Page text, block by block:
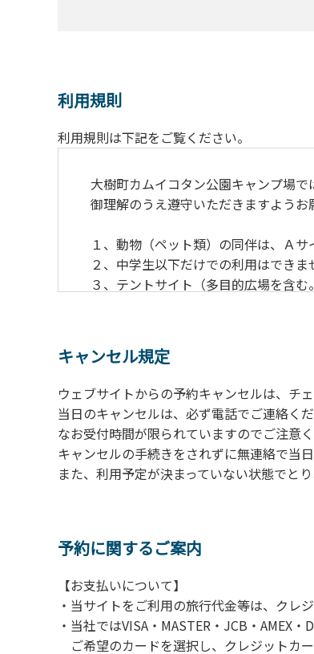
利用規則
利用規則は下記をご覧ください。
大樹町カムイコタン公園キャンプ場
御理解のうえ遵守いただきますようお
１、動物（ペット類）の同伴は、Ａ
２、中学生以下だけでの利用はでき
３、テントサイト（多目的広場を含
４、車両は、荷物の積み下ろし時以
５、チェックアウトは、午前10時ま
手続きを行ってください。
６、ゴミは分別されたもののみ回収
にチェックアウトする方は、お持ち帰
【禁止事項】
カラオケ、発電機、地面での直火に
当キャンプ場のそばを流れる歴舟川
（１）川原にテントやタープを張らな
（２）雨が降ったときは川原で遊ばな
（３）カムイコタン公園キャンプ場
での遊びを中止する。
キャンセル規定
ウェブサイトからの予約キャンセルは、チ
当日のキャンセルは、必ず電話でご連絡く
なお受付時間が限られていますのでご注意
キャンセルの手続きをされずに無連絡で当
また、利用予定が決まっていない状態でと
予約に関するご案内
【お支払いについて】
・当サイトをご利用の旅行代金等は、クレ
・当社ではVISA・MASTER・JCB・AMEX
ご希望のカードを選択し、クレジットカ